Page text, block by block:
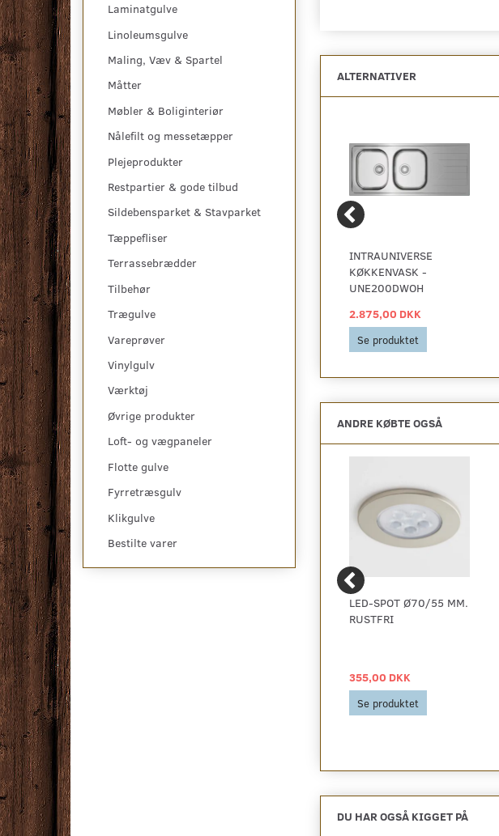
Laminatgulve
Linoleumsgulve
Maling, Væv & Spartel
Måtter
Møbler & Boliginteriør
Nålefilt og messetæpper
Plejeprodukter
Restpartier & gode tilbud
Sildebensparket & Stavparket
Tæppefliser
Terrassebrædder
Tilbehør
Trægulve
Vareprøver
Vinylgulv
Værktøj
Øvrige produkter
Loft- og vægpaneler
Flotte gulve
Fyrretræsgulv
Klikgulve
Bestilte varer
ALTERNATIVER
INTRAUNIVERSE
KØKKENVASK -
UNE100D
1.985,00 DKK
Se produktet
INTRAUNIVERSE
KØKKENVASK -
INTRAUNIVERSE
KØKKENVASK -
UNE200DWOH
2.875,00 DKK
Se produktet
ANDRE KØBTE OGSÅ
INTRABARENTS
KØKKENVASK -
BA5020 STRAINER
UL/PL
1.779,00 DKK
Se produktet
LED-SPOT Ø70/55 MM.
RUSTFRI
355,00 DKK
Se produktet
DU HAR OGSÅ KIGGET PÅ